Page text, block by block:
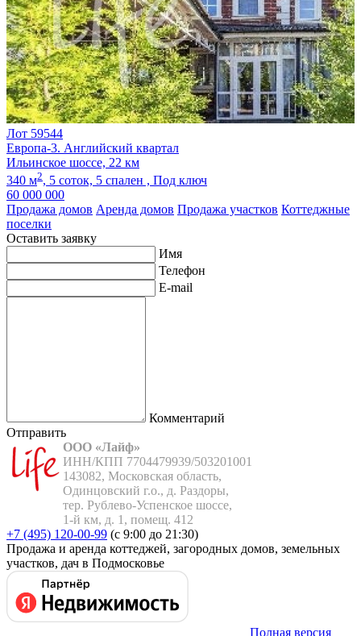
Лот 59544
Европа-3. Английский квартал
Ильинское шоссе, 22 км
340 м2, 5 соток, 5 спален , Под ключ
60 000 000
Продажа домов Аренда домов Продажа участков Коттеджные
поселки
Оставить заявку
Имя
Телефон
E-mail
Комментарий
Отправить
ООО «Лайф»
ИНН/КПП 7704479939/503201001
143082, Московская область,
Одинцовский г.о., д. Раздоры,
тер. Рублево-Успенское шоссе,
1-й км, д. 1, помещ. 412
+7 (495) 120-00-99 (с 9:00 до 21:30)
Продажа и аренда коттеджей, загородных домов, земельных
участков, дач в Подмосковье
Полная версия